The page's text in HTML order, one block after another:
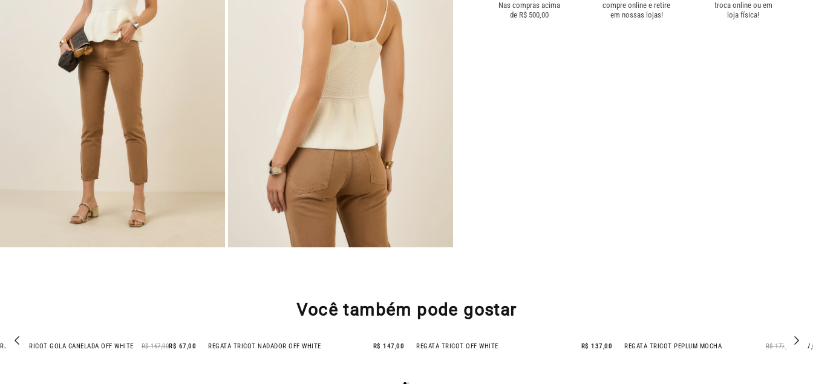
Nas compras acima
de R$ 500,00
compre online e retire
em nossas lojas!
troca online ou em
loja física!
Você também pode gostar
- 60% OFF
REGATA TRICOT GOLA CANELADA OFF WHITE R$ 167,00R$ 67,00 REGATA TRICOT NADADOR OFF WHITE R$ 147,00 REGATA TRICOT OFF WHITE R$ 137,00 - 51% OFF
REGATA TRICOT PEPLUM MOCHA R$ 177,00 R$